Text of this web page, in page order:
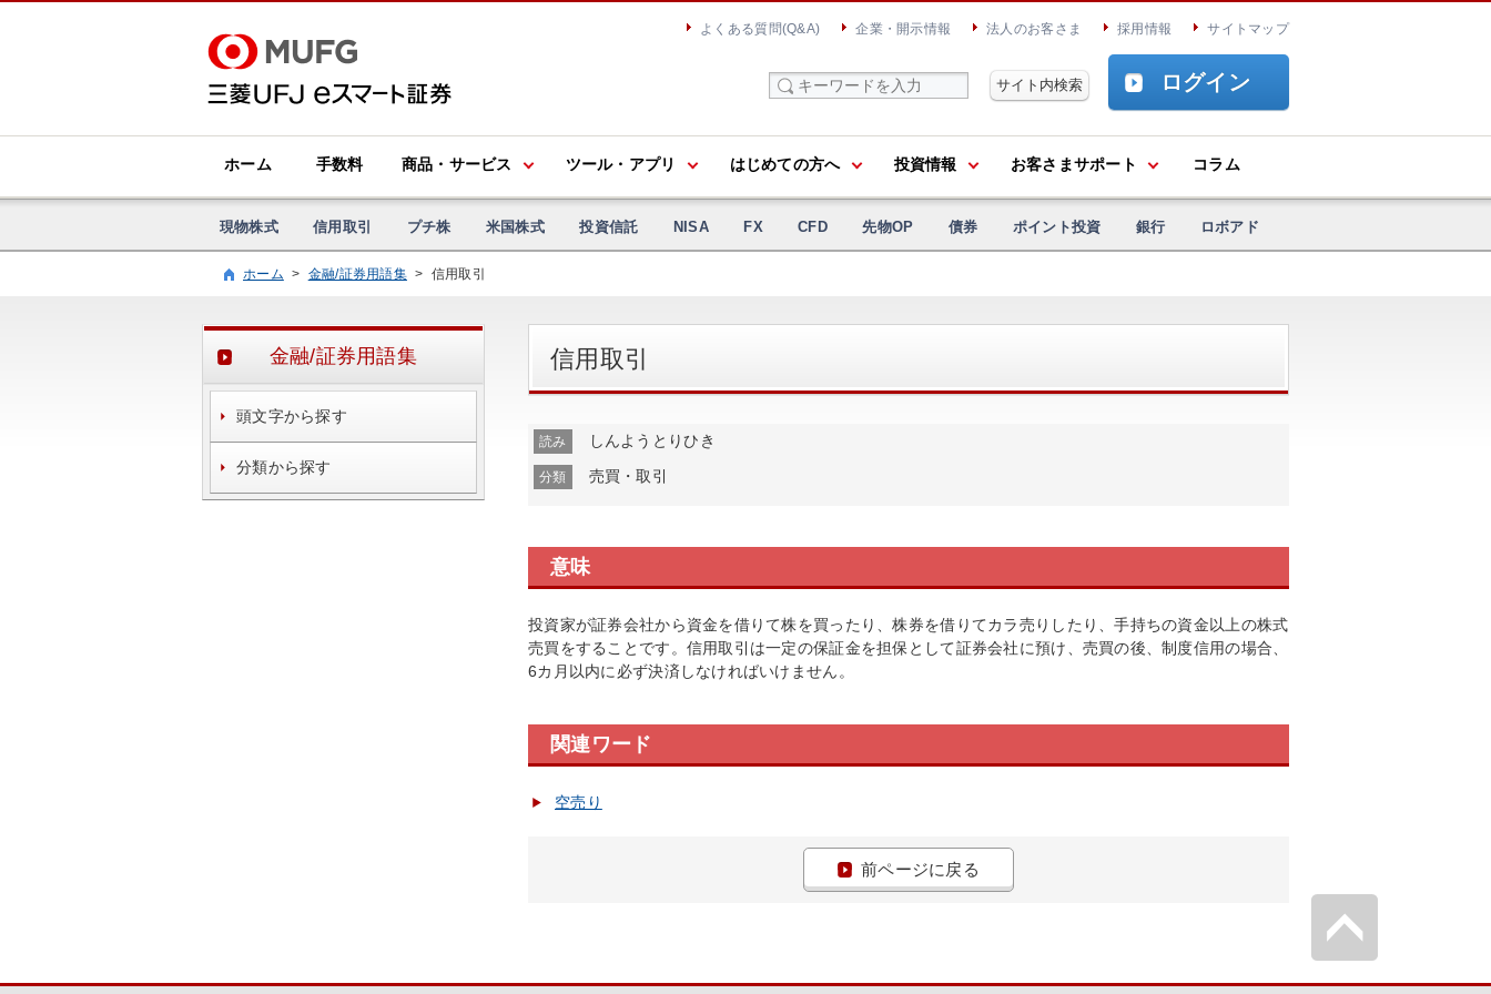
よくある質問(Q&A) 企業・開示情報 法人のお客さま 採用情報 サイトマップ
ログイン
ホーム 手数料 商品・サービス ツール・アプリ はじめての方へ 投資情報 お客さまサポート コラム
現物株式 信用取引 プチ株 米国株式 投資信託 NISA FX CFD 先物OP 債券 ポイント投資 銀行 ロボアド
ホーム > 金融/証券用語集 > 信用取引
信用取引
読み しんようとりひき
分類 売買・取引
意味
投資家が証券会社から資金を借りて株を買ったり、株券を借りてカラ売りしたり、手持ちの資金以上の株式
売買をすることです。信用取引は一定の保証金を担保として証券会社に預け、売買の後、制度信用の場合、
6カ月以内に必ず決済しなければいけません。
関連ワード
空売り
前ページに戻る
金融/証券用語集
頭文字から探す
分類から探す